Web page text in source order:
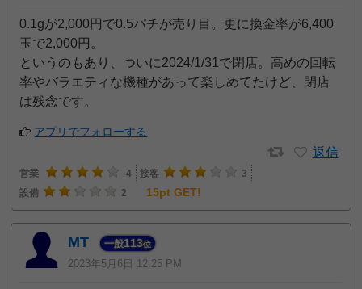
0.1gが2,000円で0.5パチが売り目。更に換金率が6,400
玉で2,000円。
というのもあり、ついに2024/1/31で閉店。高めの回転
率やバラエティな機種があって楽しめてたけど、閉店
は残念です。
アプリでフォローする
返信
営業 4 接客
3
設備
2 15pt GET!
MT 一般113位
2023年5月6日 12:25 PM